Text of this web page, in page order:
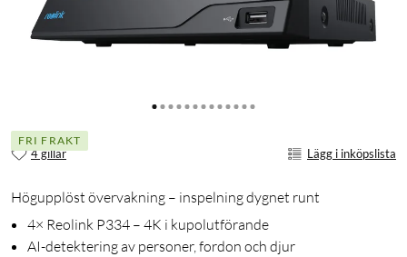
FRI FRAKT
4 gillar Lägg i inköpslista
Högupplöst övervakning – inspelning dygnet runt
4× Reolink P334 – 4K i kupolutförande
AI-detektering av personer, fordon och djur